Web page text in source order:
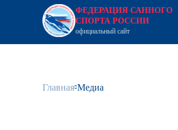
ФЕДЕРАЦИЯ САННОГО
СПОРТА РОССИИ
официальный сайт
Главная Медиа